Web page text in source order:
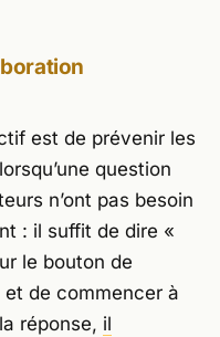
est de prévenir les
question
n’ont pas besoin
: il suffit de dire «
le bouton de
et de commencer à
réponse, il